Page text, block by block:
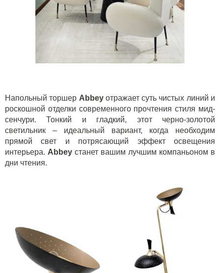
Напольный торшер Abbey отражает суть чистых линий и
роскошной отделки современного прочтения стиля мид-
сенчури. Тонкий и гладкий, этот черно-золотой
светильник – идеальный вариант, когда необходим
прямой свет и потрясающий эффект освещения
интерьера. Abbey станет вашим лучшим компаньоном в
дни чтения.